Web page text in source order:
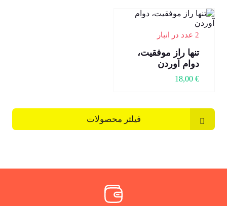
2 عدد در انبار
تنها راز موفقیت،
دوام آوردن
18,00 €
فیلتر محصولات